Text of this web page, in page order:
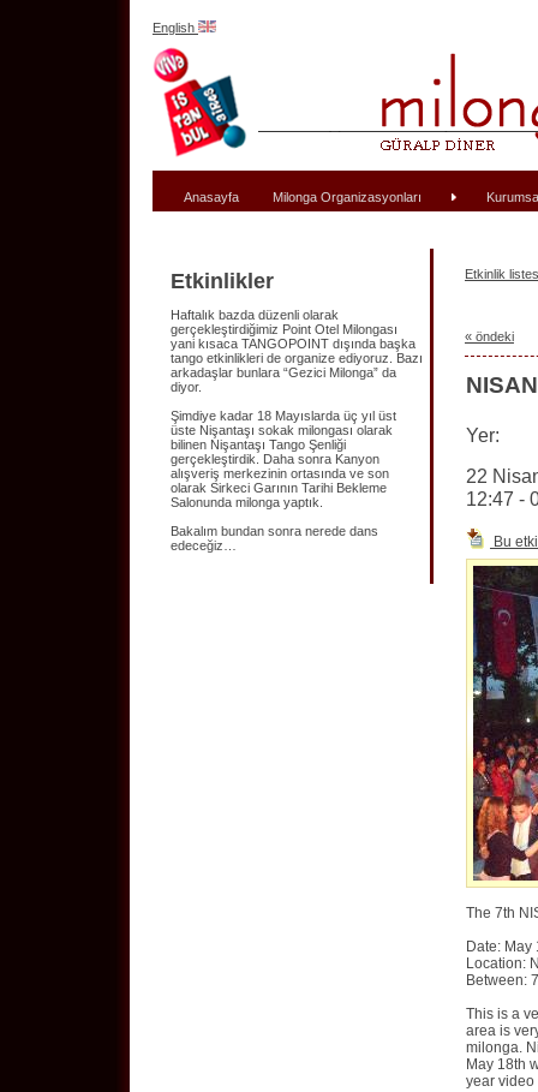
English
Anasayfa Milonga Organizasyonları
Etkinlikler
Haftalık bazda düzenli olarak
gerçekleştirdiğimiz Point Otel Milongası
yani kısaca TANGOPOINT dışında başka
tango etkinlikleri de organize ediyoruz. Bazı
arkadaşlar bunlara “Gezici Milonga” da
diyor.
Şimdiye kadar 18 Mayıslarda üç yıl üst
üste Nişantaşı sokak milongası olarak
bilinen Nişantaşı Tango Şenliği
gerçekleştirdik. Daha sonra Kanyon
alışveriş merkezinin ortasında ve son
olarak Sirkeci Garının Tarihi Bekleme
Salonunda milonga yaptık.
Bakalım bundan sonra nerede dans
edeceğiz…
Etkinlik
« öndeki
Yer:
22
12:47 -
Bu
The 7th
Date: May
Location:
Between:
This is a
area is
milonga.
May 18th
year video